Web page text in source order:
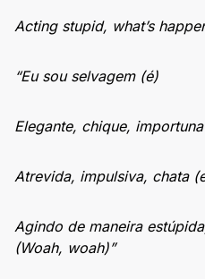
Acting stupid, what’s
“Eu sou selvagem (é)
Elegante, chique,
Atrevida, impulsiva, chata
Agindo de maneira
(Woah, woah)”